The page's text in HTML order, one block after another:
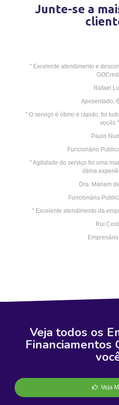
Junte-se a
" Excelente atendimento e
Rafael
Aposentado,
" O serviço é ótimo e rápido, foi
vocês "
Paulo
Funcionário
" Agilidade do serviço foi uma
ótima
Dra. Mariam
Funcionária
" Excelente atendimento da
Rui
Veja todos os
Financiamentos
Veja